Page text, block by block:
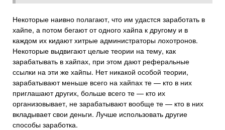
Некоторые наивно полагают, что им удастся заработать в
хайпе, а потом бегают от одного хайпа к другому и в
каждом их кидают хитрые администраторы лохотронов.
Некоторые выдвигают целые теории на тему, как
зарабатывать в хайпах, при этом дают реферальные
ссылки на эти же хайпы. Нет никакой особой теории,
зарабатывают меньше всего на хайпах те — кто в них
приглашают других, больше всего те — кто их
организовывает, не зарабатывают вообще те — кто в них
вкладывает свои деньги. Лучше использовать другие
способы заработка.